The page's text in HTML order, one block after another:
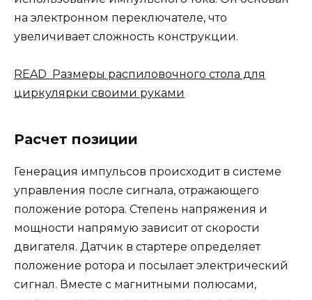
на электронном переключателе, что
увеличивает сложность конструкции.
READ Размеры распиловочного стола для
циркулярки своими руками
Расчет позиции
Генерация импульсов происходит в системе
управления после сигнала, отражающего
положение ротора. Степень напряжения и
мощности напрямую зависит от скорости
двигателя. Датчик в стартере определяет
положение ротора и посылает электрический
сигнал. Вместе с магнитными полюсами,